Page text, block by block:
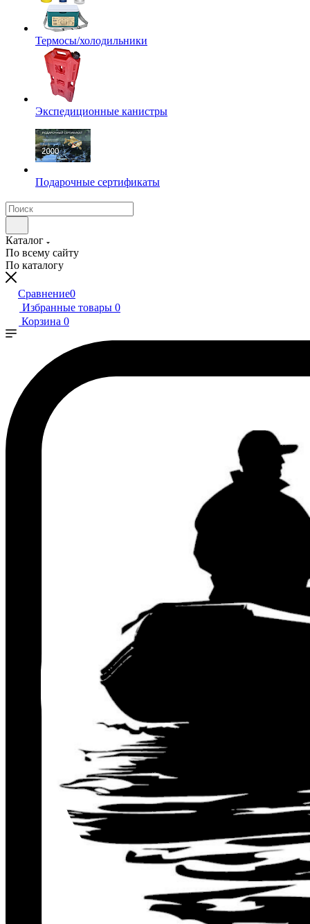
Термосы/холодильники
Экспедиционные канистры
Подарочные сертификаты
Каталог
По всему сайту
По каталогу
Сравнение0
Избранные товары 0
Корзина 0